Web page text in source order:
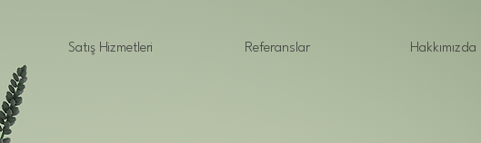
Satış Hizmetleri Referanslar Hakkımızda